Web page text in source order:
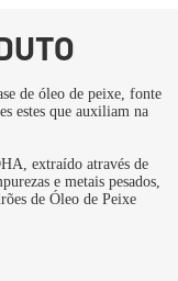
de óleo de peixe, fonte
estes que auxiliam na
extraído através de
e metais pesados,
de Óleo de Peixe